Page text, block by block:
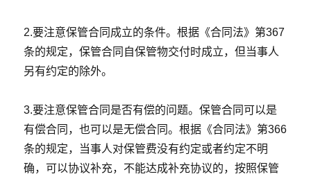
2.要注意保管合同成立的条件。根据《合同法》第367
条的规定，保管合同自保管物交付时成立，但当事人
另有约定的除外。
3.要注意保管合同是否有偿的问题。保管合同可以是
有偿合同，也可以是无偿合同。根据《合同法》第366
条的规定，当事人对保管费没有约定或者约定不明
确，可以协议补充，不能达成补充协议的，按照保管